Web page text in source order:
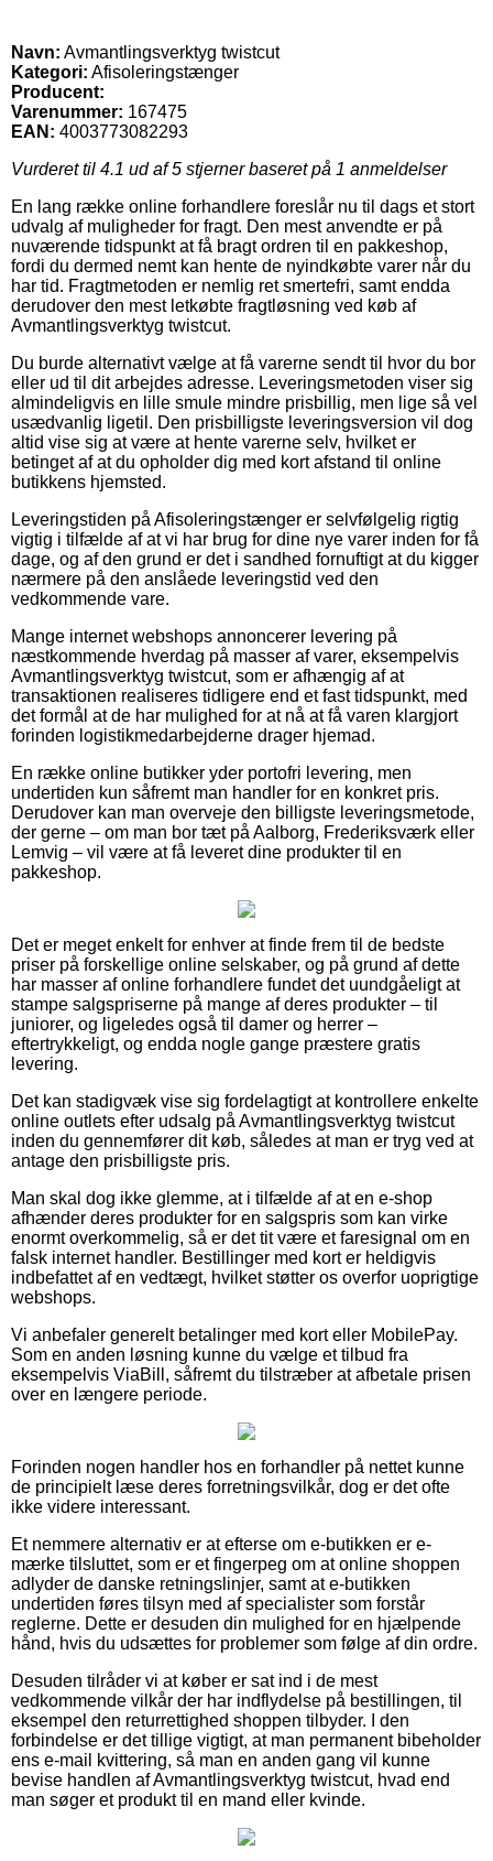
Navn: Avmantlingsverktyg twistcut
Kategori: Afisoleringstænger
Producent:
Varenummer: 167475
EAN: 4003773082293
Vurderet til 4.1 ud af 5 stjerner baseret på 1 anmeldelser
En lang række online forhandlere foreslår nu til dags et stort
udvalg af muligheder for fragt. Den mest anvendte er på
nuværende tidspunkt at få bragt ordren til en pakkeshop,
fordi du dermed nemt kan hente de nyindkøbte varer når du
har tid. Fragtmetoden er nemlig ret smertefri, samt endda
derudover den mest letkøbte fragtløsning ved køb af
Avmantlingsverktyg twistcut.
Du burde alternativt vælge at få varerne sendt til hvor du bor
eller ud til dit arbejdes adresse. Leveringsmetoden viser sig
almindeligvis en lille smule mindre prisbillig, men lige så vel
usædvanlig ligetil. Den prisbilligste leveringsversion vil dog
altid vise sig at være at hente varerne selv, hvilket er
betinget af at du opholder dig med kort afstand til online
butikkens hjemsted.
Leveringstiden på Afisoleringstænger er selvfølgelig rigtig
vigtig i tilfælde af at vi har brug for dine nye varer inden for få
dage, og af den grund er det i sandhed fornuftigt at du kigger
nærmere på den anslåede leveringstid ved den
vedkommende vare.
Mange internet webshops annoncerer levering på
næstkommende hverdag på masser af varer, eksempelvis
Avmantlingsverktyg twistcut, som er afhængig af at
transaktionen realiseres tidligere end et fast tidspunkt, med
det formål at de har mulighed for at nå at få varen klargjort
forinden logistikmedarbejderne drager hjemad.
En række online butikker yder portofri levering, men
undertiden kun såfremt man handler for en konkret pris.
Derudover kan man overveje den billigste leveringsmetode,
der gerne – om man bor tæt på Aalborg, Frederiksværk eller
Lemvig – vil være at få leveret dine produkter til en
pakkeshop.
Det er meget enkelt for enhver at finde frem til de bedste
priser på forskellige online selskaber, og på grund af dette
har masser af online forhandlere fundet det uundgåeligt at
stampe salgspriserne på mange af deres produkter – til
juniorer, og ligeledes også til damer og herrer –
eftertrykkeligt, og endda nogle gange præstere gratis
levering.
Det kan stadigvæk vise sig fordelagtigt at kontrollere enkelte
online outlets efter udsalg på Avmantlingsverktyg twistcut
inden du gennemfører dit køb, således at man er tryg ved at
antage den prisbilligste pris.
Man skal dog ikke glemme, at i tilfælde af at en e-shop
afhænder deres produkter for en salgspris som kan virke
enormt overkommelig, så er det tit være et faresignal om en
falsk internet handler. Bestillinger med kort er heldigvis
indbefattet af en vedtægt, hvilket støtter os overfor uoprigtige
webshops.
Vi anbefaler generelt betalinger med kort eller MobilePay.
Som en anden løsning kunne du vælge et tilbud fra
eksempelvis ViaBill, såfremt du tilstræber at afbetale prisen
over en længere periode.
Forinden nogen handler hos en forhandler på nettet kunne
de principielt læse deres forretningsvilkår, dog er det ofte
ikke videre interessant.
Et nemmere alternativ er at efterse om e-butikken er e-
mærke tilsluttet, som er et fingerpeg om at online shoppen
adlyder de danske retningslinjer, samt at e-butikken
undertiden føres tilsyn med af specialister som forstår
reglerne. Dette er desuden din mulighed for en hjælpende
hånd, hvis du udsættes for problemer som følge af din ordre.
Desuden tilråder vi at køber er sat ind i de mest
vedkommende vilkår der har indflydelse på bestillingen, til
eksempel den returrettighed shoppen tilbyder. I den
forbindelse er det tillige vigtigt, at man permanent bibeholder
ens e-mail kvittering, så man en anden gang vil kunne
bevise handlen af Avmantlingsverktyg twistcut, hvad end
man søger et produkt til en mand eller kvinde.